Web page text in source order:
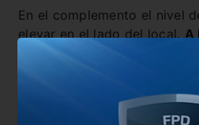
En el complemento el nivel
elevar en el lado del local.A
empate de la mano de Borja.
ocurrir la remontada, pero
Palacios aprovechó un
ponerse en ventaja.El